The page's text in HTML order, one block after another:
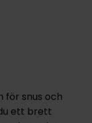
för snus och
ett brett